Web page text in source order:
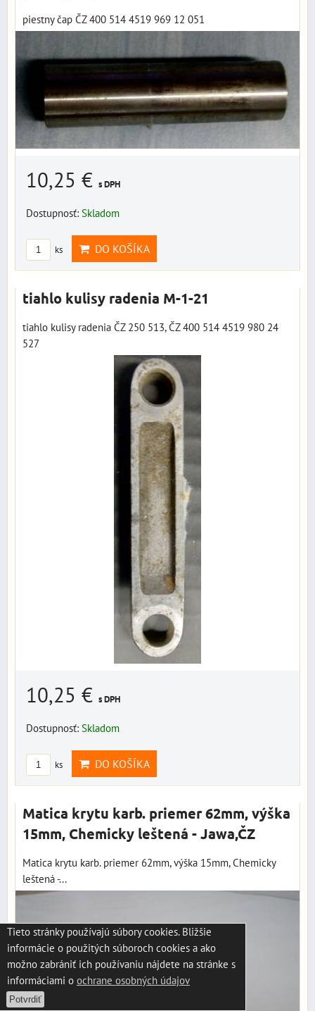
piestny čap ČZ 400 514 4519 969 12 051
10,25 € s DPH
Dostupnosť: Skladom
ks DO KOŠÍKA
tiahlo kulisy radenia M-1-21
tiahlo kulisy radenia ČZ 250 513, ČZ 400 514 4519 980 24
527
10,25 € s DPH
Dostupnosť: Skladom
ks DO KOŠÍKA
Matica krytu karb. priemer 62mm, výška
15mm, Chemicky leštená - Jawa,ČZ
Matica krytu karb. priemer 62mm, výška 15mm, Chemicky
leštená -...
Tieto stránky používajú súbory cookies. Bližšie
informácie o použitých súboroch cookies a ako
možno zabrániť ich používaniu nájdete na stránke s
informáciami o ochrane osobných údajov
Potvrdiť